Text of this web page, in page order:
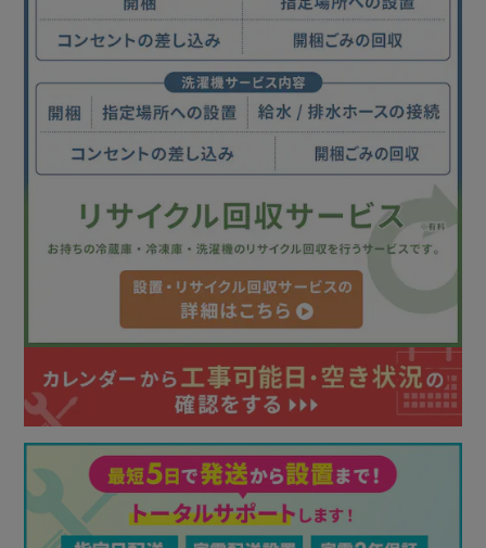
液体洗剤や柔軟剤の最適な量を自動で計量・投入します。
液体洗剤（400mL）柔軟剤（500mL）を保管可能。
大容量タンクで詰め替えの手間を軽減します。
タンクは取り出して丸洗いできるのでいつでもキレイ。
洗濯機のフタを閉めたままでも洗剤の残量を確認することが
できます。
［大凍量］半分が冷凍室の、大冷凍容量。
セレクトルーム搭載／タッチ式操作パネル
◆同容量帯冷蔵庫においてNo.1※冷凍容量
まとめ買いした冷凍食品やおかずの作り置きもたっぷり入る
※アイリスオーヤマ調べ。171L～250L帯の冷蔵庫において
◆食品に合わせて使い分け 3段ケース冷凍室
取り出しやすい上段トレイと、冷気が逃げにくい2つのクリ
アケース。